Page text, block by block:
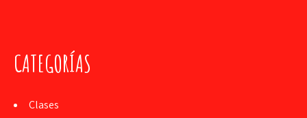
CATEGORÍAS
Clases